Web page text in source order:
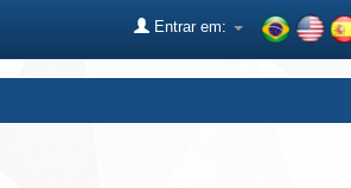
Entrar em: